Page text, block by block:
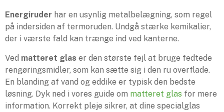
Energiruder har en usynlig metalbelægning, som regel
på indersiden af termoruden. Undgå stærke kemikalier,
der i værste fald kan trænge ind ved kanterne.
Ved matteret glas er den største fejl at bruge fedtede
rengøringsmidler, som kan sætte sig i den ru overflade.
En blanding af vand og eddike er typisk den bedste
løsning. Dyk ned i vores guide om matteret glas for mere
information. Korrekt pleje sikrer, at dine specialglas